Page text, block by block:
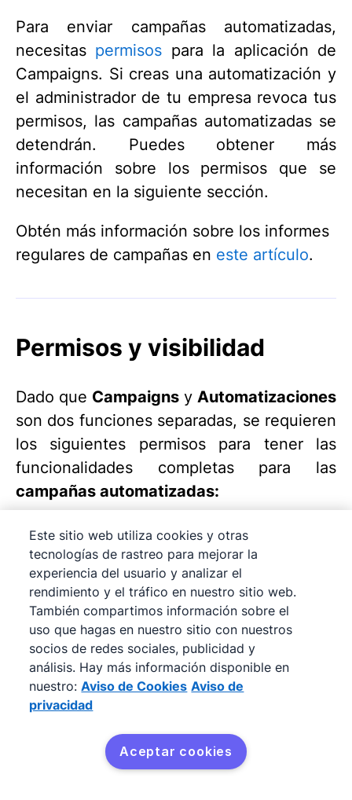
Para enviar campañas automatizadas,
necesitas permisos para la aplicación de
Campaigns. Si creas una automatización y
el administrador de tu empresa revoca tus
permisos, las campañas automatizadas se
detendrán. Puedes obtener más
información sobre los permisos que se
necesitan en la siguiente sección.
Obtén más información sobre los informes
regulares de campañas en este artículo.
Permisos y visibilidad
Dado que Campaigns y Automatizaciones
son dos funciones separadas, se requieren
los siguientes permisos para tener las
funcionalidades completas para las
campañas automatizadas:
Campaigns
[Envia campañas]
[Edita campañas y plantillas de
correos electrónicos]
[Consulta los informes de campañas]
Automatización
Permiso de visibilidad
Este sitio web utiliza cookies y otras
tecnologías de rastreo para mejorar la
experiencia del usuario y analizar el
rendimiento y el tráfico en nuestro sitio web.
También compartimos información sobre el
uso que hagas en nuestro sitio con nuestros
socios de redes sociales, publicidad y
análisis. Hay más información disponible en
nuestro: Aviso de Cookies Aviso de
privacidad
Aceptar cookies